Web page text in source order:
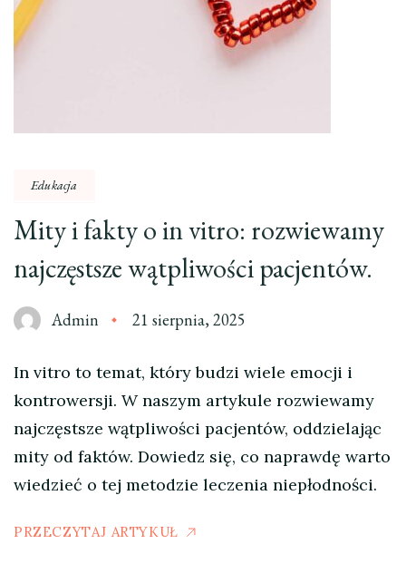
Edukacja
Mity i fakty o in vitro: rozwiewamy
najczęstsze wątpliwości pacjentów.
Admin 21 sierpnia, 2025
In vitro to temat, który budzi wiele emocji i
kontrowersji. W naszym artykule rozwiewamy
najczęstsze wątpliwości pacjentów, oddzielając
mity od faktów. Dowiedz się, co naprawdę warto
wiedzieć o tej metodzie leczenia niepłodności.
PRZECZYTAJ ARTYKUŁ